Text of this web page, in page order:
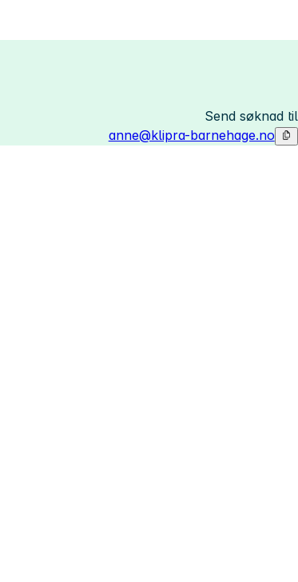
Send søknad til
anne@klipra-barnehage.no